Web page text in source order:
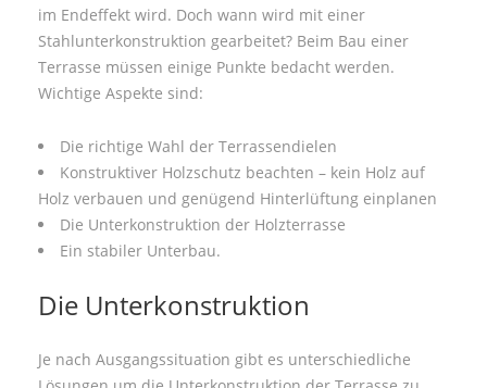
im Endeffekt wird. Doch wann wird mit einer
Stahlunterkonstruktion gearbeitet? Beim Bau einer
Terrasse müssen einige Punkte bedacht werden.
Wichtige Aspekte sind:
Die richtige Wahl der Terrassendielen
Konstruktiver Holzschutz beachten – kein Holz auf
Holz verbauen und genügend Hinterlüftung einplanen
Die Unterkonstruktion der Holzterrasse
Ein stabiler Unterbau.
Die Unterkonstruktion
Je nach Ausgangssituation gibt es unterschiedliche